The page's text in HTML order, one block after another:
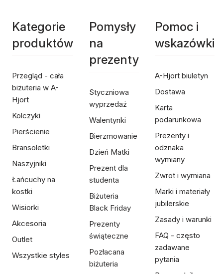
Kategorie
produktów
Przegląd - cała
biżuteria w A-
Hjort
Kolczyki
Pierścienie
Bransoletki
Naszyjniki
Łańcuchy na
kostki
Wisiorki
Akcesoria
Outlet
Wszystkie styles
Pomysły
na
prezenty
Styczniowa
wyprzedaż
Walentynki
Bierzmowanie
Dzień Matki
Prezent dla
studenta
Biżuteria
Black Friday
Prezenty
świąteczne
Pozłacana
biżuteria
Pomoc i
wskazówki
A-Hjort biuletyn
Dostawa
Karta
podarunkowa
Prezenty i
odznaka
wymiany
Zwrot i wymiana
Marki i materiały
jubilerskie
Zasady i warunki
FAQ - często
zadawane
pytania